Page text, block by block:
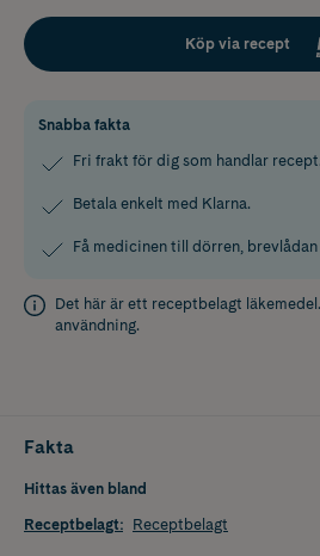
Köp via recept
Snabba fakta
Fri frakt för dig som handlar recept.
Betala enkelt med Klarna.
Få medicinen till dörren,
Det här är ett receptbelagt
användning.
Fakta
Hittas även bland
Receptbelagt: Receptbelagt